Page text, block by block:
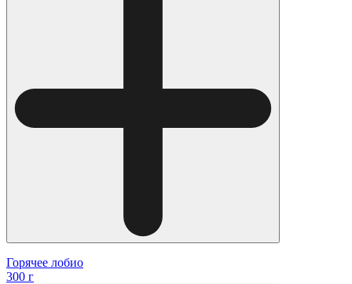
Горячее лобио
300 г